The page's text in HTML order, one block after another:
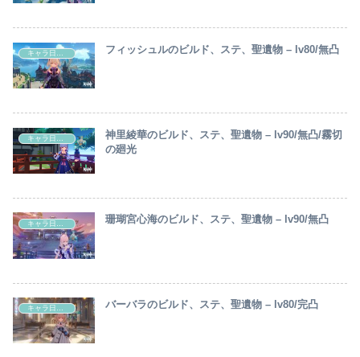
キャラ日記(原神) フィッシュルのビルド、ステ、聖遺物 – lv80/無凸
神里綾華のビルド、ステ、聖遺物 – lv90/無凸/霧切
の廻光
珊瑚宮心海のビルド、ステ、聖遺物 – lv90/無凸
キャラ日記(原神) バーバラのビルド、ステ、聖遺物 – lv80/完凸